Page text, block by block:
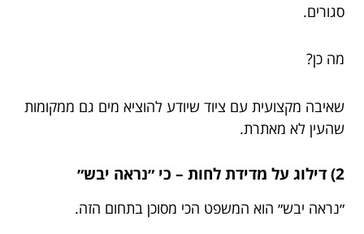
סגורים.
מה כן?
שאיבה מקצועית עם ציוד שיודע להוציא מים גם ממקומות
שהעין לא מאתרת.
2) דילוג על מדידת לחות – כי ״נראה יבש״
״נראה יבש״ הוא המשפט הכי מסוכן בתחום הזה.